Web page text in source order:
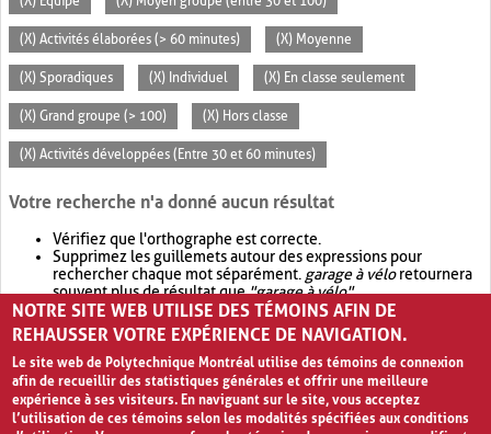
(X) Activités élaborées (> 60 minutes) (X) Moyenne
(X) Sporadiques (X) Individuel (X) En classe seulement
(X) Grand groupe (> 100) (X) Hors classe
(X) Activités développées (Entre 30 et 60 minutes)
Votre recherche n'a donné aucun résultat
Vérifiez que l'orthographe est correcte.
Supprimez les guillemets autour des expressions pour
rechercher chaque mot séparément. garage à véloretournera
souvent plus de résultat que"garage à vélo".
Envisagez d'élargir votre recherche avec OR.garage OR vélo
retournera souvent plus de résultat quegarage à vélo
NOTRE SITE WEB UTILISE DES TÉMOINS AFIN DE
REHAUSSER VOTRE EXPÉRIENCE DE NAVIGATION.
Le site web de Polytechnique Montréal utilise des témoins de connexion
afin de recueillir des statistiques générales et offrir une meilleure
expérience à ses visiteurs. En naviguant sur le site, vous acceptez
l’utilisation de ces témoins selon les modalités spécifiées aux conditions